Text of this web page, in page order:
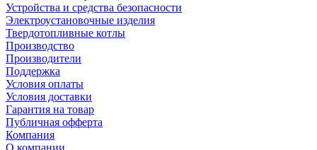
Устройства и средства безопасности
Электроустановочные изделия
Твердотопливные котлы
Производство
Производители
Поддержка
Условия оплаты
Условия доставки
Гарантия на товар
Публичная офферта
Компания
О компании